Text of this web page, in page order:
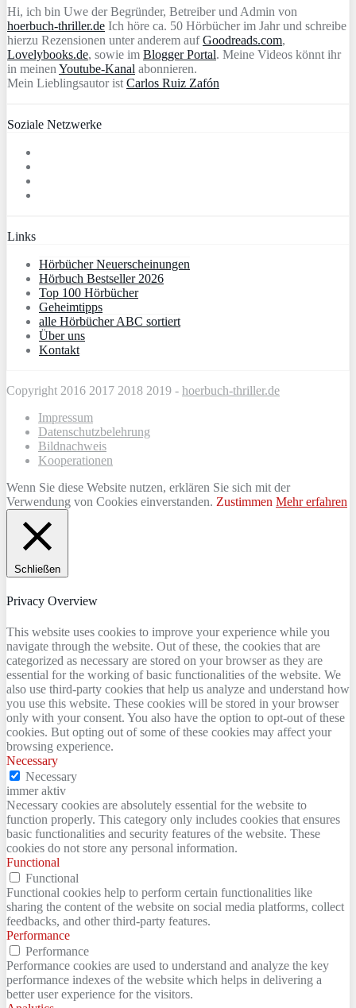
Hi, ich bin Uwe der Begründer, Betreiber und Admin von
hoerbuch-thriller.de Ich höre ca. 50 Hörbücher im Jahr und schreibe
hierzu Rezensionen unter anderem aufGoodreads.com,
Lovelybooks.de, sowie im Blogger Portal. Meine Videos könnt ihr
in meinen Youtube-Kanal abonnieren.
Mein Lieblingsautor ist Carlos Ruiz Zafón
Soziale Netzwerke
Links
Hörbücher Neuerscheinungen
Hörbuch Bestseller 2026
Top 100 Hörbücher
Geheimtipps
alle Hörbücher ABC sortiert
Über uns
Kontakt
Copyright 2016 2017 2018 2019 - hoerbuch-thriller.de
Impressum
Datenschutzbelehrung
Bildnachweis
Kooperationen
Wenn Sie diese Website nutzen, erklären Sie sich mit der
Verwendung von Cookies einverstanden. Zustimmen Mehr erfahren
Schließen
Privacy Overview
This website uses cookies to improve your experience while you
navigate through the website. Out of these, the cookies that are
categorized as necessary are stored on your browser as they are
essential for the working of basic functionalities of the website. We
also use third-party cookies that help us analyze and understand how
you use this website. These cookies will be stored in your browser
only with your consent. You also have the option to opt-out of these
cookies. But opting out of some of these cookies may affect your
browsing experience.
Necessary
Necessary
immer aktiv
Necessary cookies are absolutely essential for the website to
function properly. This category only includes cookies that ensures
basic functionalities and security features of the website. These
cookies do not store any personal information.
Functional
Functional
Functional cookies help to perform certain functionalities like
sharing the content of the website on social media platforms, collect
feedbacks, and other third-party features.
Performance
Performance
Performance cookies are used to understand and analyze the key
performance indexes of the website which helps in delivering a
better user experience for the visitors.